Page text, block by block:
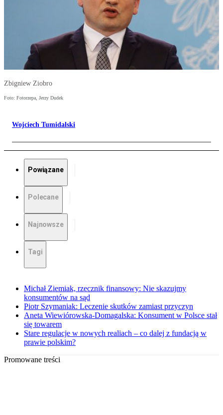
Zbigniew Ziobro
Foto: Fotorzepa, Jerzy Dudek
Wojciech Tumidalski
Powiązane
Polecane
Najnowsze
Tagi
Michał Ziemiak, rzecznik finansowy: Nie skazujmy
konsumentów na sąd
Piotr Szymaniak: Leczenie skutków zamiast przyczyn
Aneta Wiewiórowska-Domagalska: Konsument w Polsce stał
się towarem
Stare regulacje w nowych realiach – co dalej z fundacją w
prawie polskim?
Promowane treści